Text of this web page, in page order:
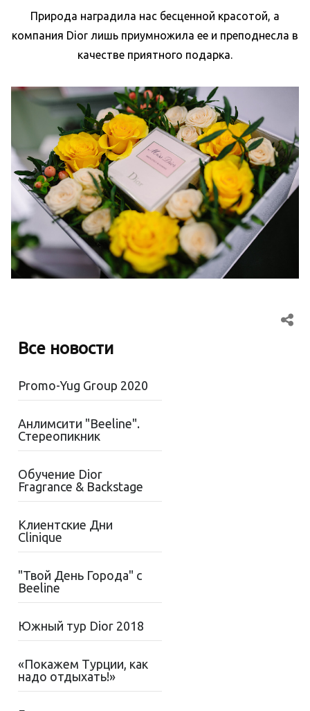
Природа наградила нас бесценной красотой, а
компания Dior лишь приумножила ее и преподнесла в
качестве приятного подарка.
Все новости
Promo-Yug Group 2020
Анлимсити "Beeline".
Стереопикник
Обучение Dior
Fragrance & Backstage
Клиентские Дни
Clinique
"Твой День Города" с
Beeline
Южный тур Dior 2018
«Покажем Турции, как
надо отдыхать!»